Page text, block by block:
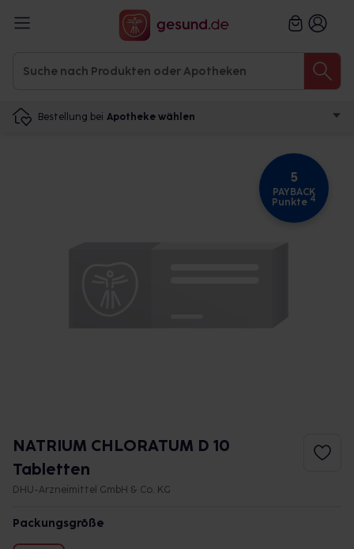
Bestellung bei Apotheke wählen
5
PAYBACK
Punkte 4
NATRIUM CHLORATUM D 10
Tabletten
DHU-Arzneimittel GmbH & Co. KG
Packungsgröße